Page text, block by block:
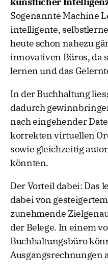
Sogenannte Machine
intelligente,
heute schon nahezu
innovativen Büros, da
lernen und das
In der Buchhaltung
dadurch
nach eingehender
korrekten virtuellen
sowie gleichzeitig
könnten.
Der Vorteil dabei: Das
dabei von
zunehmende
der Belege. In einem
Buchhaltungsbüro
Ausgangsrechnungen